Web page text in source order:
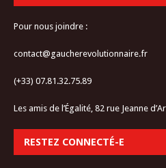
Pour nous joindre :
contact@gaucherevolutionnaire.fr
(+33) 07.81.32.75.89
Les amis de l’Égalité, 82 rue Jeanne
RESTEZ CONNECTÉ-E